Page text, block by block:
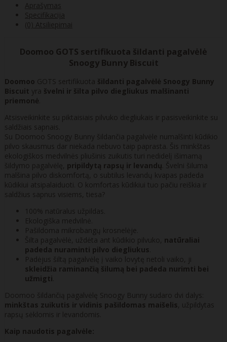
Aprašymas
Specifikacija
(0) Atsiliepimai
Doomoo GOTS sertifikuota šildanti pagalvėlė
Snoogy Bunny Biscuit
Doomoo GOTS sertifikuota šildanti pagalvėlė Snoogy Bunny
Biscuit yra švelni ir šilta pilvo diegliukus malšinanti
priemonė
Atsisveikinkite su piktaisiais pilvuko diegliukais ir pasisveikinkite su
saldžiais sapnais.
Su Doomoo Snoogy Bunny šildančia pagalvėle numalšinti kūdikio
pilvo skausmus dar niekada nebuvo taip paprasta. Šis minkštas
ekologiškos medvilnės pliušinis zuikutis turi nedidelį išimamą
šildymo pagalvėlę, pripildytą rapsų ir levandų . Švelni šiluma
malšina pilvo diskomfortą, o subtilus levandų kvapas padeda
kūdikiui atsipalaiduoti. O komfortas kūdikiui tuo pačiu reiškia ir
saldžius sapnus visiems, tiesa?
100% natūralus užpildas.
Ekologiška medvilnė.
Pašildoma mikrobangų krosnelėje.
Šilta pagalvėlė, uždėta ant kūdikio pilvuko, natūraliai
padeda nuraminti pilvo diegliukus
Padėjus šiltą pagalvėlę į vaiko lovytę netoli vaiko, ji
skleidžia raminančią šilumą bei padeda nurimti bei
užmigti
Doomoo šildančią pagalvėlę Snoogy Bunny sudaro dvi dalys:
minkštas zuikutis ir vidinis pašildomas maišelis, užpildytas
rapsų sėklomis ir levandomis.
Kaip naudotis pagalvėle: